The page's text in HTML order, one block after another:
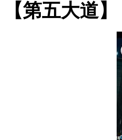
【第五大道】